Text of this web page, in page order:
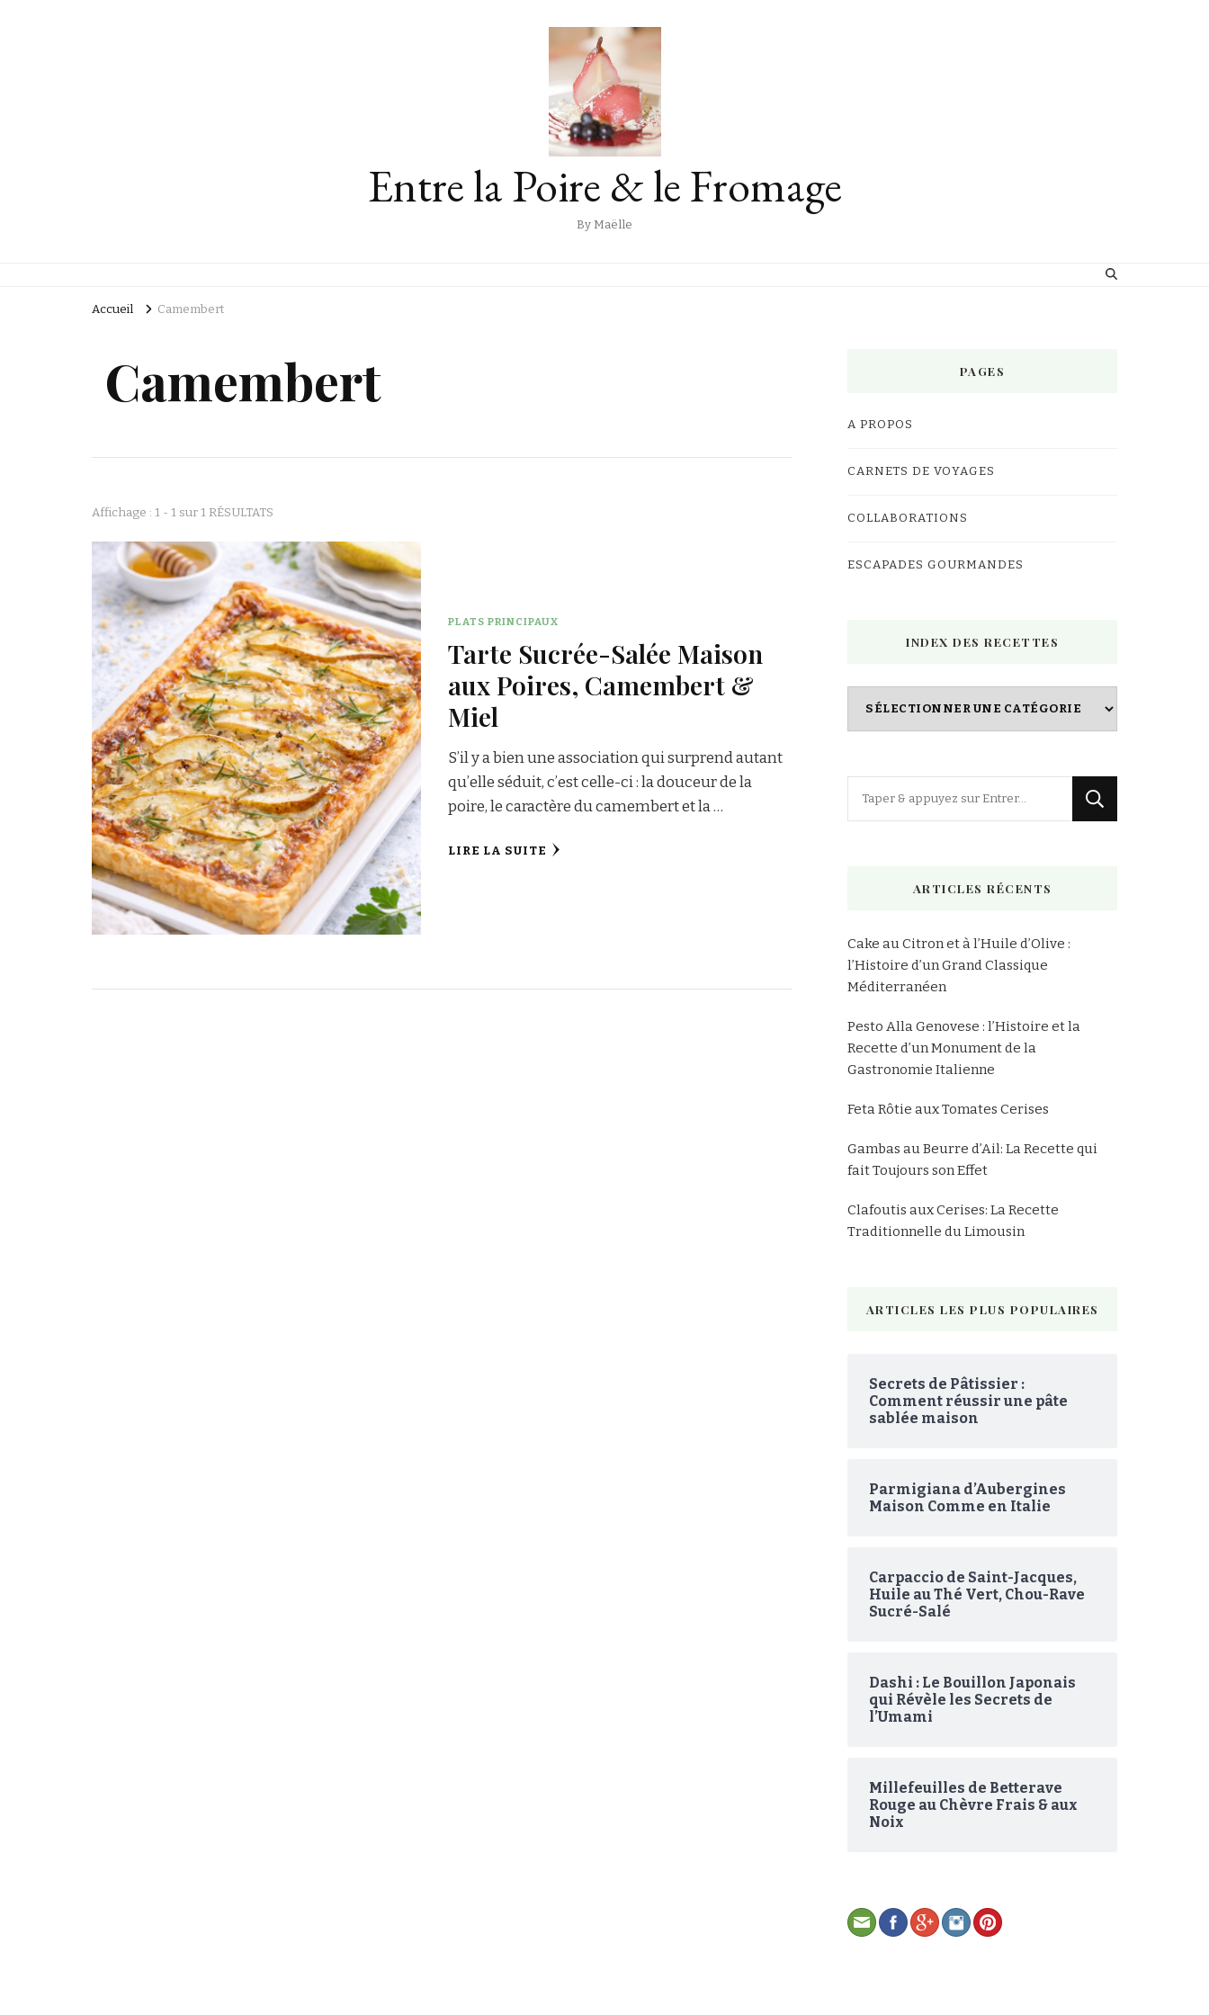
Entre la Poire & le Fromage
By Maëlle
Accueil Camembert
Camembert
Affichage : 1 - 1 sur 1 RÉSULTATS
PLATS PRINCIPAUX
Tarte Sucrée-Salée Maison
aux Poires, Camembert &
Miel
S’il y a bien une association qui surprend autant
qu’elle séduit, c’est celle-ci : la douceur de la
poire, le caractère du camembert et la …
LIRE LA SUITE
PAGES
A PROPOS
CARNETS DE VOYAGES
COLLABORATIONS
ESCAPADES GOURMANDES
INDEX DES RECETTES
Index
ARTICLES RÉCENTS
Cake au Citron et à l’Huile d’Olive :
l’Histoire d’un Grand Classique
Méditerranéen
Pesto Alla Genovese : l’Histoire et la
Recette d’un Monument de la
Gastronomie Italienne
Feta Rôtie aux Tomates Cerises
Gambas au Beurre d’Ail: La Recette qui
fait Toujours son Effet
Clafoutis aux Cerises: La Recette
Traditionnelle du Limousin
ARTICLES LES PLUS POPULAIRES
Secrets de Pâtissier :
Comment réussir une pâte
sablée maison
Parmigiana d’Aubergines
Maison Comme en Italie
Carpaccio de Saint-Jacques,
Huile au Thé Vert, Chou-Rave
Sucré-Salé
Dashi : Le Bouillon Japonais
qui Révèle les Secrets de
l’Umami
Millefeuilles de Betterave
Rouge au Chèvre Frais & aux
Noix